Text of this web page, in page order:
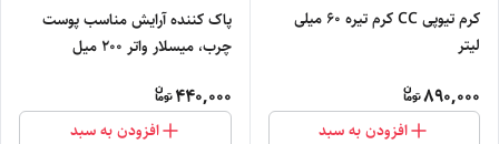
کرم تیوپی CC کرم تیره 60 میلی
لیتر
890,000
افزودن به سبد
پاک کننده آرایش مناسب پوست
چرب، میسلار واتر 200 میل
440,000
افزودن به سبد